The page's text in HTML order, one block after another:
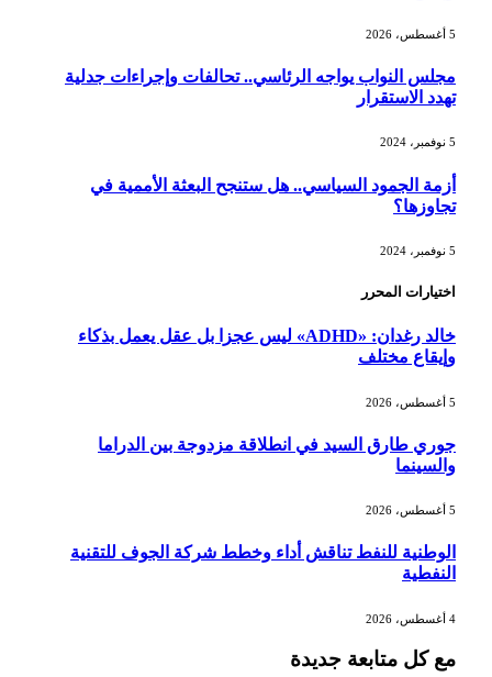
مجلس النواب يواجه الرئاسي.. تحالفات وإجراءات جدلية
تهدد الاستقرار
أزمة الجمود السياسي.. هل ستنجح البعثة الأممية في
تجاوزها؟
اختيارات المحرر
خالد رغدان: «ADHD» ليس عجزا بل عقل يعمل بذكاء
وإيقاع مختلف
جوري طارق السيد في انطلاقة مزدوجة بين الدراما
والسينما
الوطنية للنفط تناقش أداء وخطط شركة الجوف للتقنية
النفطية
مع كل متابعة جديدة